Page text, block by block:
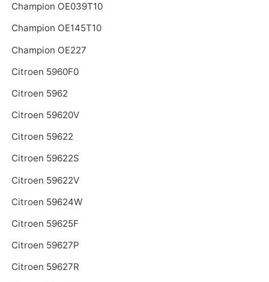
Champion OE039T10
Champion OE145T10
Champion OE227
Citroen 5960F0
Citroen 5962
Citroen 59620V
Citroen 59622
Citroen 59622S
Citroen 59622V
Citroen 59624W
Citroen 59625F
Citroen 59627P
Citroen 59627R